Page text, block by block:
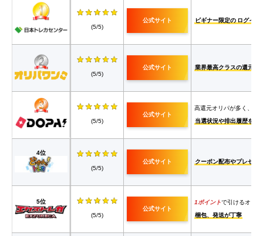
(5/5)
公式サイト ビギナー限定の ログイン
(5/5)
公式サイト 業界最高クラスの還元率
(5/5)
公式サイト
高還元オリパが多く、
当選状況や排出履歴を確
4位
(5/5)
公式サイト クーポン配布やプレゼン
5位
(5/5)
公式サイト
1ポイントで引けるオリ
梱包、発送が丁寧